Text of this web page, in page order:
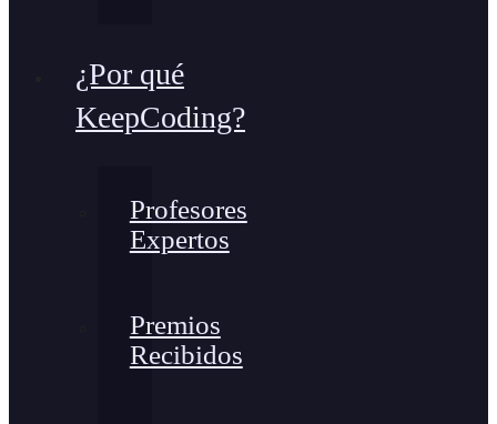
¿Por qué
KeepCoding?
Profesores
Expertos
Premios
Recibidos